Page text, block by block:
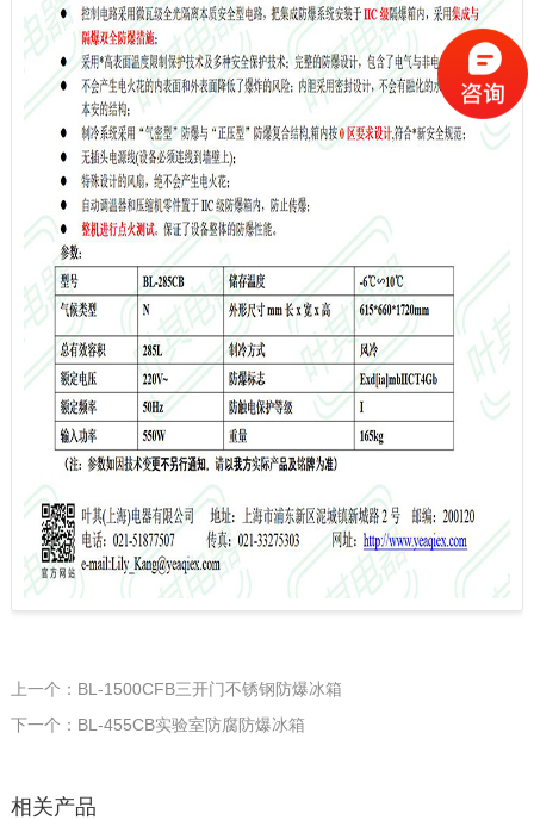
上一个：BL-1500CFB三开门不锈钢防爆冰箱
下一个：BL-455CB实验室防腐防爆冰箱
相关产品